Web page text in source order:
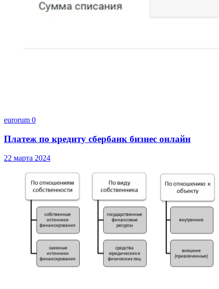
eurorum 0
Платеж по кредиту сбербанк бизнес онлайн
22 марта 2024